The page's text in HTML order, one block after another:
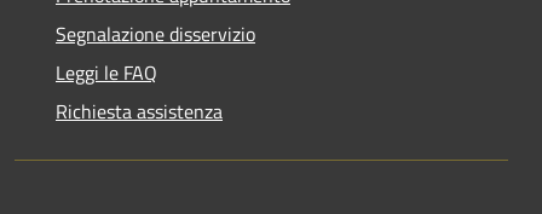
Segnalazione disservizio
Leggi le FAQ
Richiesta assistenza